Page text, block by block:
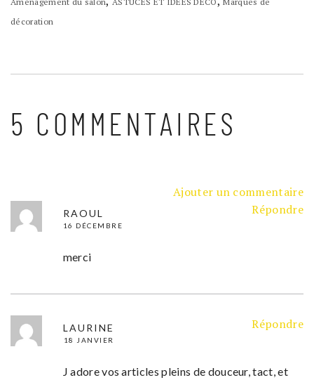
décoration
5 COMMENTAIRES
Ajouter un commentaire
RAOUL
16 DÉCEMBRE
Répondre
merci
LAURINE
18 JANVIER
Répondre
J adore vos articles pleins de douceur, tact, et